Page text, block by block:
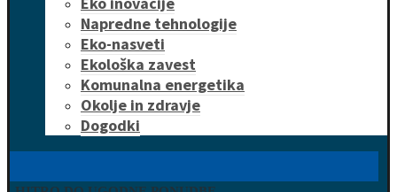
Napredne tehnologije
Eko-nasveti
Ekološka zavest
Komunalna energetika
Okolje in zdravje
Dogodki